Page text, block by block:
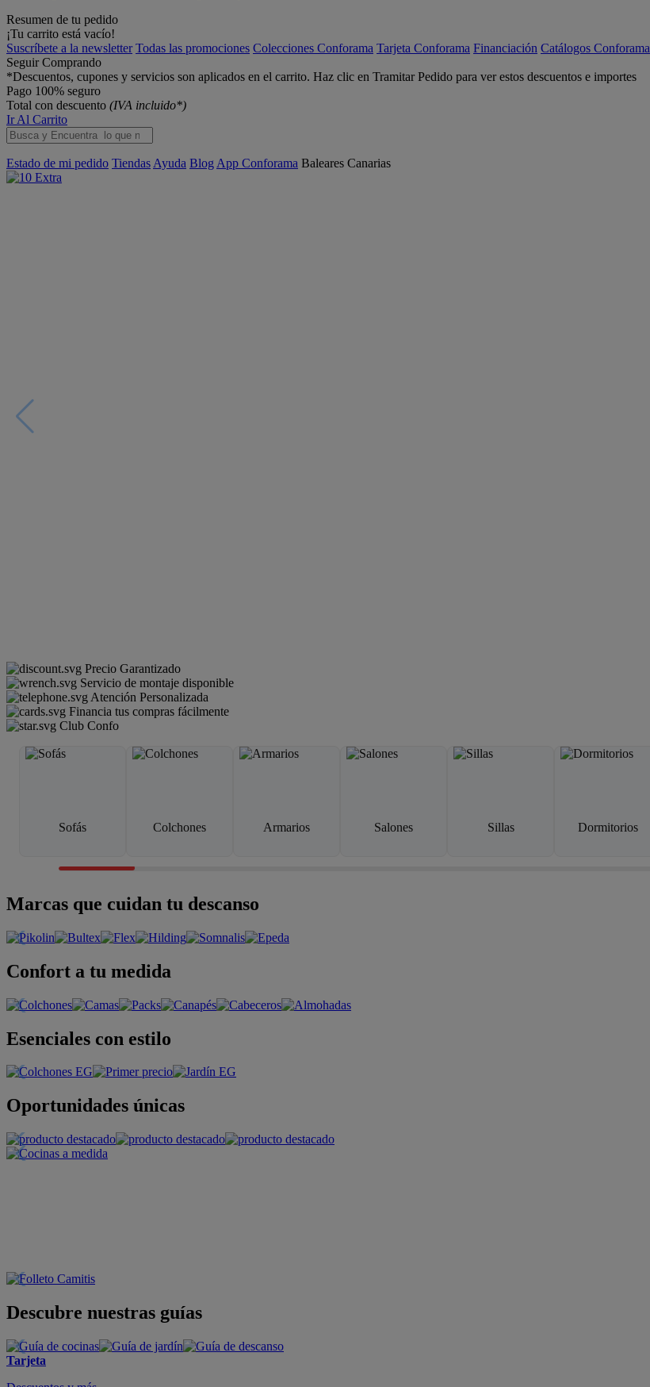
Resumen de tu pedido
¡Tu carrito está vacío!
Suscríbete a la newsletter Todas las promociones Colecciones Conforama Tarjeta Conforama Financiación Catálogos Conforama
Seguir Comprando
*Descuentos, cupones y servicios son aplicados en el carrito. Haz clic en Tramitar Pedido para ver estos descuentos e importes
Pago 100% seguro
Total con descuento (IVA incluido*)
Ir Al Carrito
Estado de mi pedido Tiendas Ayuda Blog App Conforama Baleares Canarias
Precio Garantizado
Servicio de montaje disponible
Atención Personalizada
Financia tus compras fácilmente
Club Confo
Sofás Colchones Armarios Salones Sillas Dormitorios
Marcas que cuidan tu descanso
Confort a tu medida
Esenciales con estilo
Oportunidades únicas
Descubre nuestras guías
Tarjeta